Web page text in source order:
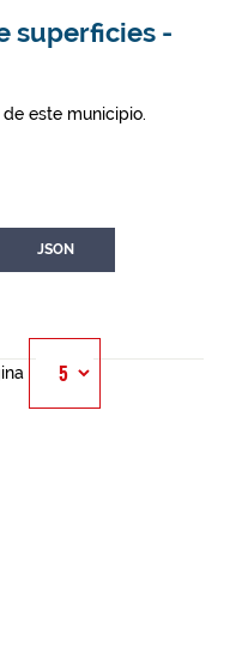
superficies -
este municipio.
JSON